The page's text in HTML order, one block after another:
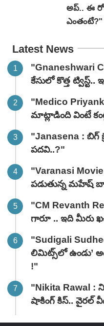
అప్.. ఈ రోజు 22K, 24K ధరలు
ఎంతంటే?"
Latest News
"Gnaneshwari
కేసులో కొత్త ట్విస్ట్..
"Medico
మాట్లాడింది వింటే
"Janasena : బిగ్
పదవి..?"
"Varanasi
పడుతున్న మహేష్
"CM Revanth
గారూ .. ఇది మీరు
"Sudigali
లిమిట్స్‌లో ఉండు’
!"
"Nikita Rawal
షాకింగ్ కిస్.. వైరల్